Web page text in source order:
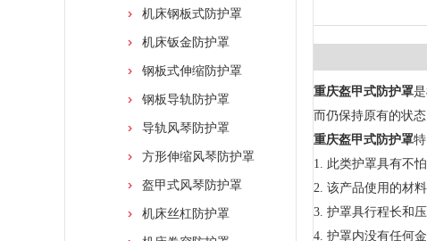
机床钢板式防护罩
机床钣金防护罩
钢板式伸缩防护罩
钢板导轨防护罩
导轨风琴防护罩
方形伸缩风琴防护罩
盔甲式风琴防护罩
机床丝杠防护罩
重庆盔甲式防护罩
而仍保持原有的状
重庆盔甲式防护罩
1. 此类护罩具有不
2. 该产品使用的材
3. 护罩具行程长和压
4. 护罩内没有任何